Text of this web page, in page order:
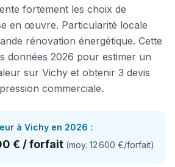
fortement les choix de
en œuvre. Particularité locale
rénovation énergétique. Cette
données 2026 pour estimer un
sur Vichy et obtenir 3 devis
commerciale.
à Vichy en 2026 :
€ /forfait (moy. 12 600 €/forfait)